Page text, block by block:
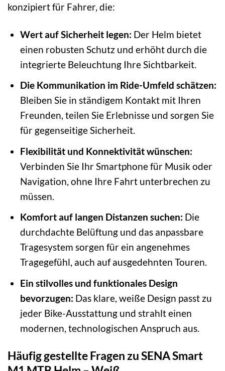
konzipiert für Fahrer, die:
Wert auf Sicherheit legen: Der Helm bietet
einen robusten Schutz und erhöht durch die
integrierte Beleuchtung Ihre Sichtbarkeit.
Die Kommunikation im Ride-Umfeld schätzen:
Bleiben Sie in ständigem Kontakt mit Ihren
Freunden, teilen Sie Erlebnisse und sorgen Sie
für gegenseitige Sicherheit.
Flexibilität und Konnektivität wünschen:
Verbinden Sie Ihr Smartphone für Musik oder
Navigation, ohne Ihre Fahrt unterbrechen zu
müssen.
Komfort auf langen Distanzen suchen: Die
durchdachte Belüftung und das anpassbare
Tragesystem sorgen für ein angenehmes
Tragegefühl, auch auf ausgedehnten Touren.
Ein stilvolles und funktionales Design
bevorzugen: Das klare, weiße Design passt zu
jeder Bike-Ausstattung und strahlt einen
modernen, technologischen Anspruch aus.
Häufig gestellte Fragen zu SENA Smart